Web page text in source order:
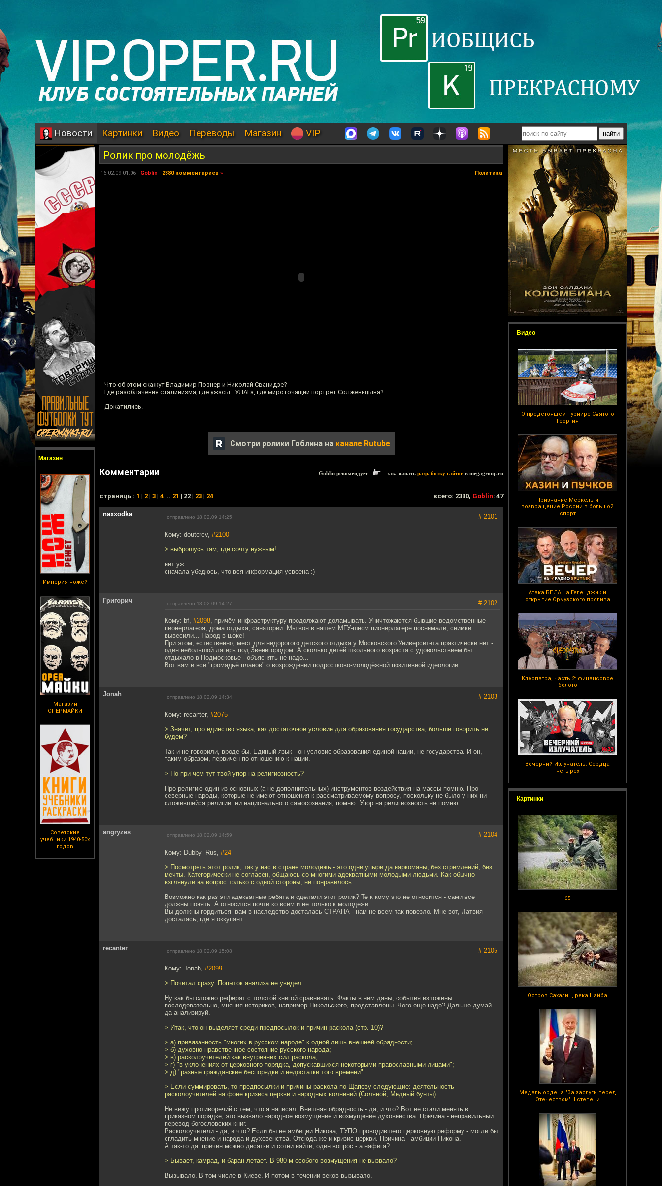
Новости Картинки Видео Переводы Магазин VIP
Магазин
Империя ножей
Магазин
ОПЕРМАЙКИ
Советские
учебники 1940-50х
годов
Видео
О предстоящем Турнире Святого
Георгия
Признание Меркель и
возвращение России в большой
спорт
Атака БПЛА на Геленджик и
открытие Ормузского пролива
Клеопатра, часть 2: финансовое
болото
Вечерний Излучатель: Сердца
четырех
Картинки
65
Остров Сахалин, река Найба
Медаль ордена "За заслуги перед
Отечеством" II степени
Ролик про молодёжь
16.02.09 01:06 | Goblin | 2380 комментариев » Политика
Что об этом скажут Владимир Познер и Николай Сванидзе?
Где разоблачения сталинизма, где ужасы ГУЛАГа, где мироточащий портрет Солженицына?
Докатились.
Смотри ролики Гоблина на канале Rutube
Комментарии Goblin рекомендует заказывать разработку сайтов в megagroup.ru
cтраницы: 1 | 2 | 3 | 4 ... 21 | 22 | 23 | 24 всего: 2380, Goblin: 47
naxxodka отправлено 18.02.09 14:25 # 2101
Кому: doutorcv, #2100
> выброшусь там, где сочту нужным!
нет уж.
сначала убедюсь, что вся информация усвоена :)
Григорич отправлено 18.02.09 14:27 # 2102
Кому: bf, #2098, причём инфраструктуру продолжают доламывать. Уничтожаются бывшие ведомственные
пионерлагеря, дома отдыха, санатории. Мы вон в нашем МГУ-шном пионерлагере поснимали, снимки
вывесили... Народ в шоке!
При этом, естественно, мест для недорогого детского отдыха у Московского Университета практически нет -
один небольшой лагерь под Звенигородом. А сколько детей школьного возраста с удовольствием бы
отдыхало в Подмосковье - объяснять не надо...
Вот вам и всё "громадьё планов" о возрождении подростково-молодёжной позитивной идеологии...
Jonah отправлено 18.02.09 14:34 # 2103
Кому: recanter, #2075
> Значит, про единство языка, как достаточное условие для образования государства, больше говорить не
будем?
Так и не говорили, вроде бы. Единый язык - он условие образования единой нации, не государства. И он,
таким образом, первичен по отношению к нации.
> Но при чем тут твой упор на религиозность?
Про религию один из основных (а не дополнительных) инструментов воздействия на массы помню. Про
северные народы, которые не имеют отношения к рассматриваемому вопросу, поскольку не было у них ни
сложившейся религии, ни национального самосознания, помню. Упор на религиозность не помню.
angryzes отправлено 18.02.09 14:59 # 2104
Кому: Dubby_Rus, #24
> Посмотреть этот ролик, так у нас в стране молодежь - это одни упыри да наркоманы, без стремлений, без
мечты. Категорически не согласен, общаюсь со многими адекватными молодыми людьми. Как обычно
взглянули на вопрос только с одной стороны, не понравилось.
Возможно как раз эти адекватные ребята и сделали этот ролик? Те к кому это не относится - сами все
должны понять. А относится почти ко всем и не только к молодежи.
Вы должны гордиться, вам в наследство досталась СТРАНА - нам не всем так повезло. Мне вот, Латвия
досталась, где я оккупант.
recanter отправлено 18.02.09 15:08 # 2105
Кому: Jonah, #2099
> Почитал сразу. Попыток анализа не увидел.
Ну как бы сложно реферат с толстой книгой сравнивать. Факты в нем даны, события изложены
последовательно, мнения историков, например Никольского, представлены. Чего еще надо? Дальше думай
да анализируй.
> Итак, что он выделяет среди предпосылок и причин раскола (стр. 10)?
> а) привязанность "многих в русском народе" к одной лишь внешней обрядности;
> б) духовно-нравственное состояние русского народа;
> в) расколоучителей как внутренних сил раскола;
> г) "в уклонениях от церковного порядка, допускавшихся некоторыми православными лицами";
> д) "разные гражданские беспорядки и недостатки того времени".
> Если суммировать, то предпосылки и причины раскола по Щапову следующие: деятельность
расколоучителей на фоне кризиса церкви и народных волнений (Соляной, Медный бунты).
Не вижу противоречий с тем, что я написал. Внешняя обрядность - да, и что? Вот ее стали менять в
приказном порядке, это вызвало народное возмущение и возмущение духовенства. Причина - неправильный
перевод богословских книг.
Расколоучители - да, и что? Если бы не амбиции Никона, ТУПО проводившего церковную реформу - могли бы
сгладить мнение и народа и духовенства. Отсюда же и кризис церкви. Причина - амбиции Никона.
А так-то да, причин можно десятки и сотни найти, один вопрос - а нафига?
> Бывает, камрад, и баран летает. В 980-м особого возмущения не вызвало?
Вызывало. В том числе в Киеве. И потом в течении веков вызывало.